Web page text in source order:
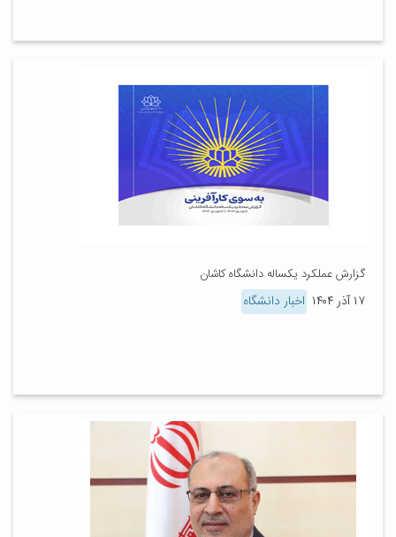
گزارش عملکرد یکساله دانشگاه کاشان
۱۷ آذر ۱۴۰۴ اخبار دانشگاه